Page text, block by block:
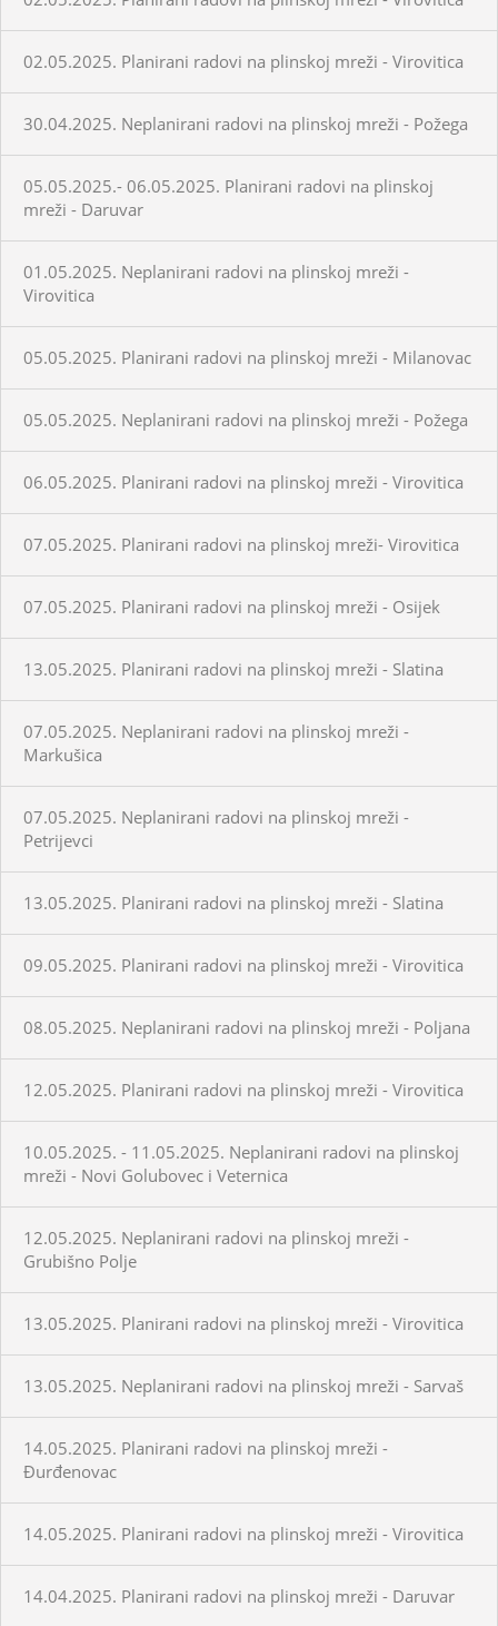
02.05.2025. Planirani radovi na plinskoj mreži - Virovitica
30.04.2025. Neplanirani radovi na plinskoj mreži - Požega
05.05.2025.- 06.05.2025. Planirani radovi na plinskoj
mreži - Daruvar
01.05.2025. Neplanirani radovi na plinskoj mreži -
Virovitica
05.05.2025. Planirani radovi na plinskoj mreži - Milanovac
05.05.2025. Neplanirani radovi na plinskoj mreži - Požega
06.05.2025. Planirani radovi na plinskoj mreži - Virovitica
07.05.2025. Planirani radovi na plinskoj mreži- Virovitica
07.05.2025. Planirani radovi na plinskoj mreži - Osijek
13.05.2025. Planirani radovi na plinskoj mreži - Slatina
07.05.2025. Neplanirani radovi na plinskoj mreži -
Markušica
07.05.2025. Neplanirani radovi na plinskoj mreži -
Petrijevci
13.05.2025. Planirani radovi na plinskoj mreži - Slatina
09.05.2025. Planirani radovi na plinskoj mreži - Virovitica
08.05.2025. Neplanirani radovi na plinskoj mreži - Poljana
12.05.2025. Planirani radovi na plinskoj mreži - Virovitica
10.05.2025. - 11.05.2025. Neplanirani radovi na plinskoj
mreži - Novi Golubovec i Veternica
12.05.2025. Neplanirani radovi na plinskoj mreži -
Grubišno Polje
13.05.2025. Planirani radovi na plinskoj mreži - Virovitica
13.05.2025. Neplanirani radovi na plinskoj mreži - Sarvaš
14.05.2025. Planirani radovi na plinskoj mreži -
Đurđenovac
14.05.2025. Planirani radovi na plinskoj mreži - Virovitica
14.04.2025. Planirani radovi na plinskoj mreži - Daruvar